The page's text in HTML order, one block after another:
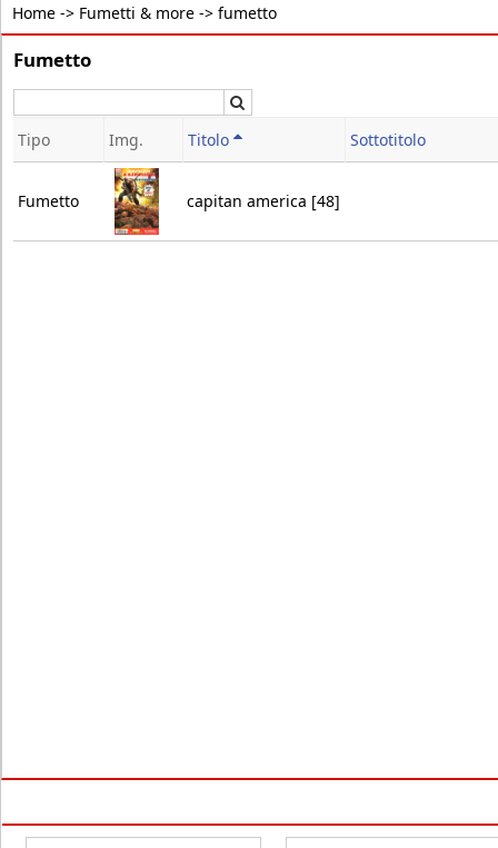
Home -> Fumetti & more -> fumetto
Fumetto
Tipo Img. Titolo Sottotitolo
Fumetto capitan america [48]